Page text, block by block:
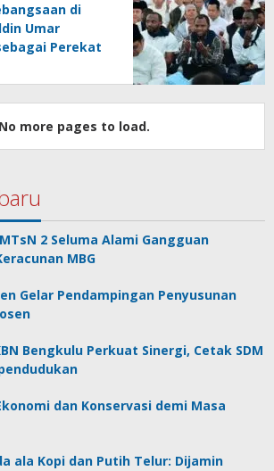
di
Umar
Perekat
No more pages to load.
2 Seluma Alami Gangguan
MBG
Gelar Pendampingan Penyusunan
Bengkulu Perkuat Sinergi, Cetak SDM
dan Konservasi demi Masa
ala Kopi dan Putih Telur: Dijamin